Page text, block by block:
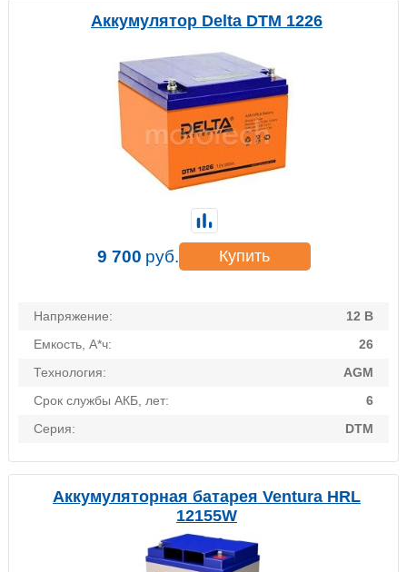
Аккумулятор Delta DTM 1226
Напряжение:
12 В
Емкость, А*ч:
26
Технология:
AGM
Срок службы АКБ, лет:
6
Серия:
DTM
9 700 руб. Купить
Аккумуляторная батарея Ventura HRL
12155W